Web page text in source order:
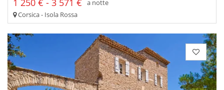
1 250 € - 3 571 €
a notte
Corsica - Isola Rossa